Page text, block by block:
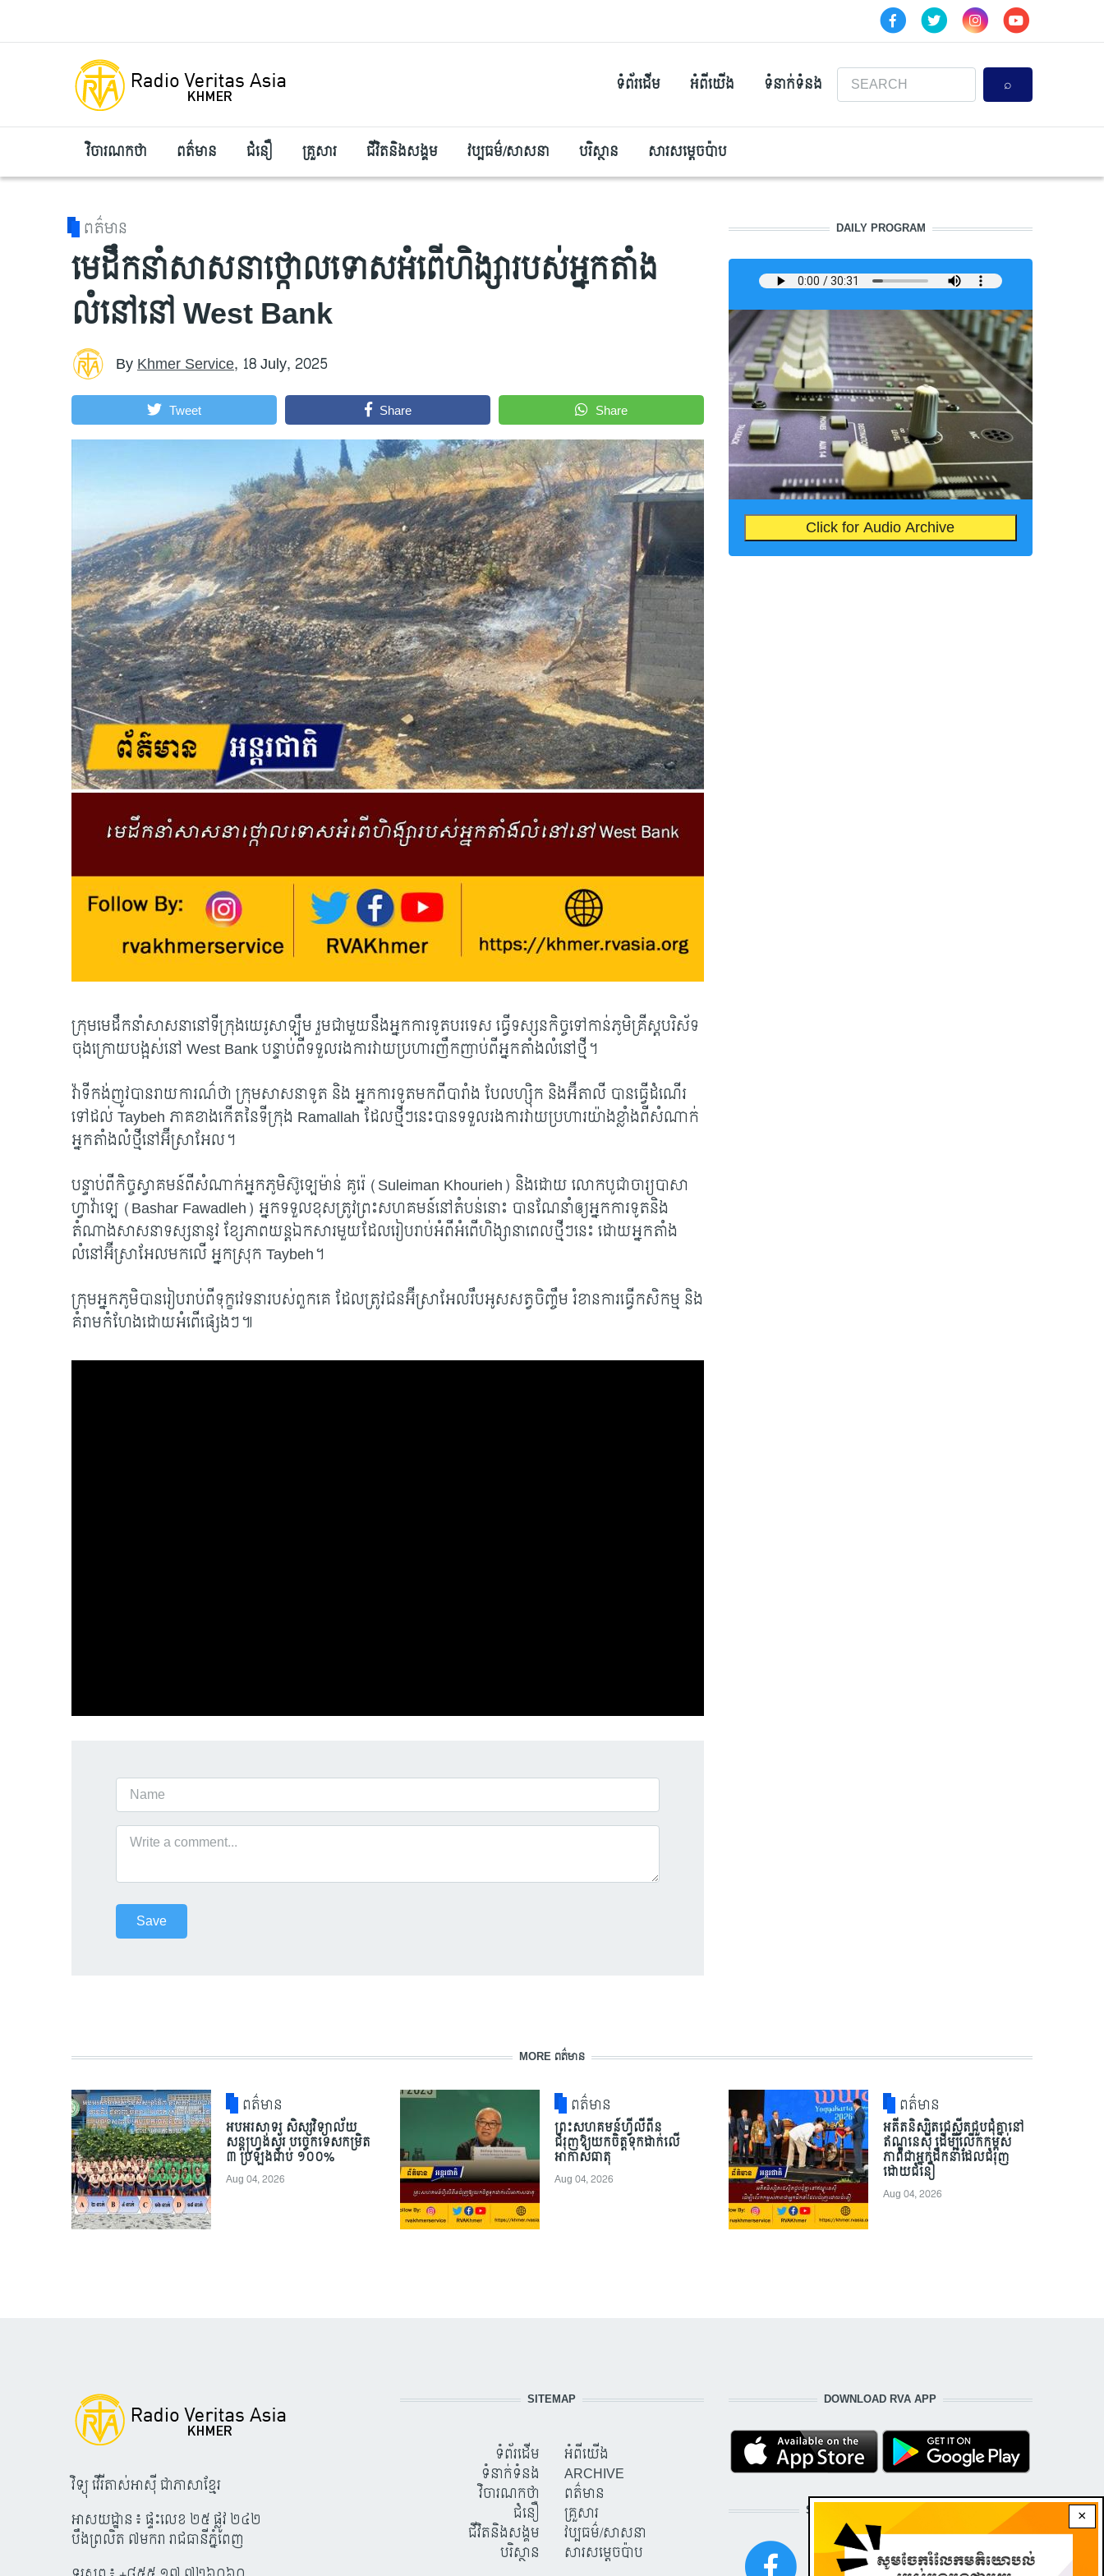
ទំព័រដើម អំពីយើង ទំនាក់ទំនង Search
វិចារណកថា ពត៌មាន ជំនឿ គ្រួសារ ជីវិតនិងសង្គម វប្បធម៌/សាសនា បរិស្ថាន សារសម្តេចប៉ាប
ពត៌មាន
មេដឹកនាំសាសនាថ្កោលទោសអំពើហិង្សារបស់អ្នកតាំង
លំនៅនៅ West Bank
ByKhmer Service, 18 July, 2025
Tweet Share Share
ក្រុមមេដឹកនាំសាសនានៅទីក្រុងយេរូសាឡឹម​ រួមជាមួយនឹងអ្នកការទូតបរទេស ធ្វើទស្សនកិច្ចទៅកាន់ភូមិគ្រីស្តបរិស័ទ​
ចុងក្រោយបង្អស់នៅ West Bankបន្ទាប់ពីទទួលរងការវាយប្រហារញឹកញាប់ពីអ្នកតាំងលំនៅថ្មី។
វ៉ាទីកង់ញូវបានរាយការណ៌ថា ក្រុមសាសនាទូត និង អ្នកការទូតមកពីបារាំង បែលហ្ស៊ិក និង​អ៊ីតាលី បានធ្វើដំណើរ
ទៅដល់Taybeh ភាគខាងកើតនៃទីក្រុង Ramallahដែលថ្មីៗនេះបានទទួលរងការវាយប្រហារយ៉ាងខ្លាំងពីសំណាក់
អ្នកតាំងលំថ្មីនៅអ៊ីស្រាអែល។
បន្ទាប់ពីកិច្ច​ស្វាគមន៍ពីសំណាក់អ្នកភូមិស៊ូឡេម៉ាន់ គូរ៉េ (Suleiman Khourieh) និងដោយ លោកបូជាចារ្យបាសា
ហ្វាវ៉ាឡេ (Bashar Fawadleh) អ្នកទទួលខុសត្រូវព្រះសហគមន៍នៅ​តំបន់នោះ បានណែនាំឲ្យអ្នកការទូតនិង
តំណាងសាសនាទស្សនានូវ ខ្សែភាពយន្តឯកសារមួយដែលរៀបរាប់​អំពីអំពើហិង្សានាពេលថ្មីៗនេះ ដោយអ្នកតាំង
លំនៅអ៊ីស្រាអែលមកលើ អ្នកស្រុកTaybeh។
ក្រុមអ្នកភូមិបានរៀបរាប់ពីទុក្ខវេទនារបស់ពួកគេ ដែលត្រូវជនអ៊ីស្រាអែល​រឹបអូសសត្វចិញ្ចឹម រំខានការធ្វើកសិកម្ម និង
គំរាមកំហែងដោយអំពើផ្សេងៗ៕
DAILY PROGRAM
Click for Audio Archive
MORE ពត៌មាន
ពត៌មាន
អបអរសាទរ សិស្សវិទ្យាល័យ
សន្តហ្វ្រង់ស្វ័រ បច្ចេកទេសកម្រិត
៣ ប្រឡងជាប់ ១០០%
Aug 04, 2026
ពត៌មាន
ព្រះសហគមន៍ហ្វីលីពីន
ជំរុញឱ្យយកចិត្តទុកដាក់លើ
អាកាសធាតុ
Aug 04, 2026
ពត៌មាន
អតីតនិស្សិតជេស្វីតជួបជុំគ្នានៅ
ឥណ្ឌូនេស៊ី ដើម្បីលើកកម្ពស់
ភាពជាអ្នកដឹកនាំដែលជំរុញ
ដោយជំនឿ
Aug 04, 2026
×
វិទ្យុ វើរីតាស់អាស៊ី ជាភាសាខ្មែរ
អាសយដ្ឋាន៖ ផ្ទះលេខ ២៥ ផ្លូវ ២៤២
បឹងព្រលិត ៧មករា រាជធានីភ្នំពេញ
SITEMAP
ទំព័រដើម
ទំនាក់ទំនង
វិចារណកថា
ជំនឿ
ជីវិតនិងសង្គម
បរិស្ថាន
អំពីយើង
ARCHIVE
ពត៌មាន
គ្រួសារ
វប្បធម៌/សាសនា
សារសម្តេចប៉ាប
DOWNLOAD RVA APP
STAY CONNECTED WITH US!